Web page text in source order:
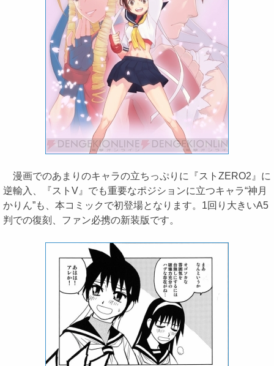
漫画でのあまりのキャラの立ちっぷりに『ストZERO2』に
逆輸入、『ストV』でも重要なポジションに立つキャラ“神月
かりん”も、本コミックで初登場となります。1回り大きいA5
判での復刻、ファン必携の新装版です。